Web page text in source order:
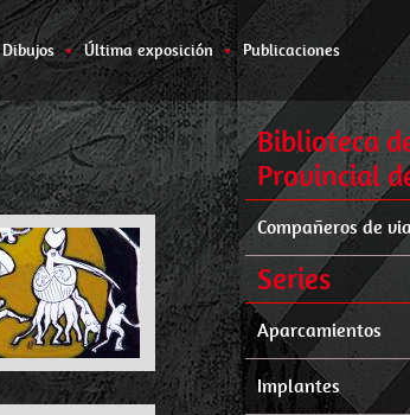
Dibujos Última exposición Publicaciones
Biblioteca
Provincial
Compañeros de
Series
Aparcamientos
Implantes